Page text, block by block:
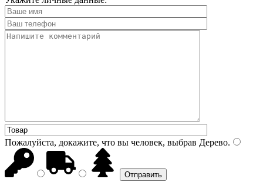
Пожалуйста, докажите, что вы человек, выбрав Дерево.